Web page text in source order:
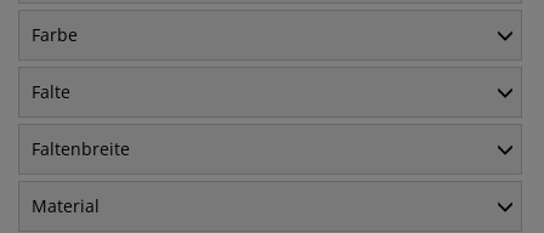
Farbe
Falte
Faltenbreite
Material